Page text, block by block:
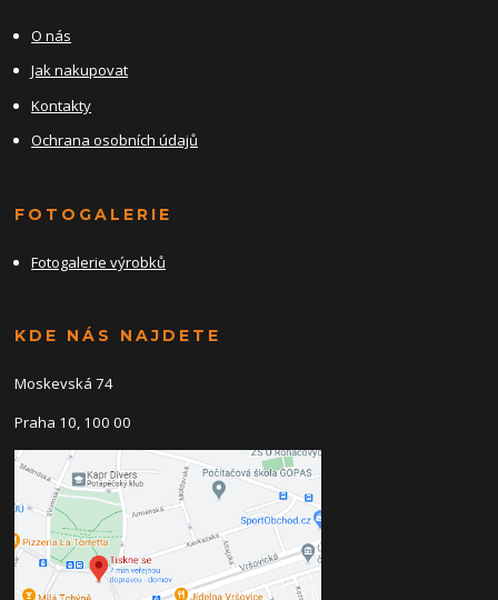
O nás
Jak nakupovat
Kontakty
Ochrana osobních údajů
FOTOGALERIE
Fotogalerie výrobků
KDE NÁS NAJDETE
Moskevská 74
Praha 10, 100 00